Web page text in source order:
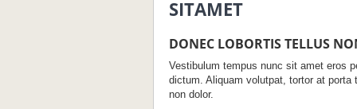
SITAMET
DONEC LOBORTIS TELLUS
Vestibulum tempus nunc sit amet eros
dictum. Aliquam volutpat, tortor at
non dolor.